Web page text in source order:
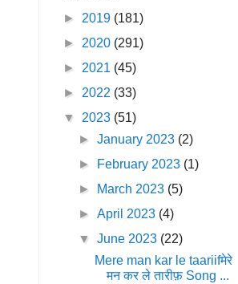
► 2019 (181)
► 2020 (291)
► 2021 (45)
► 2022 (33)
▼ 2023 (51)
►January 2023 (2)
►
February 2023 (1)
►
March 2023 (5)
►April 2023 (4)
▼June 2023 (22)
Mere man kar le taariifमेरे
मन कर ले तारीफ़ Song ...